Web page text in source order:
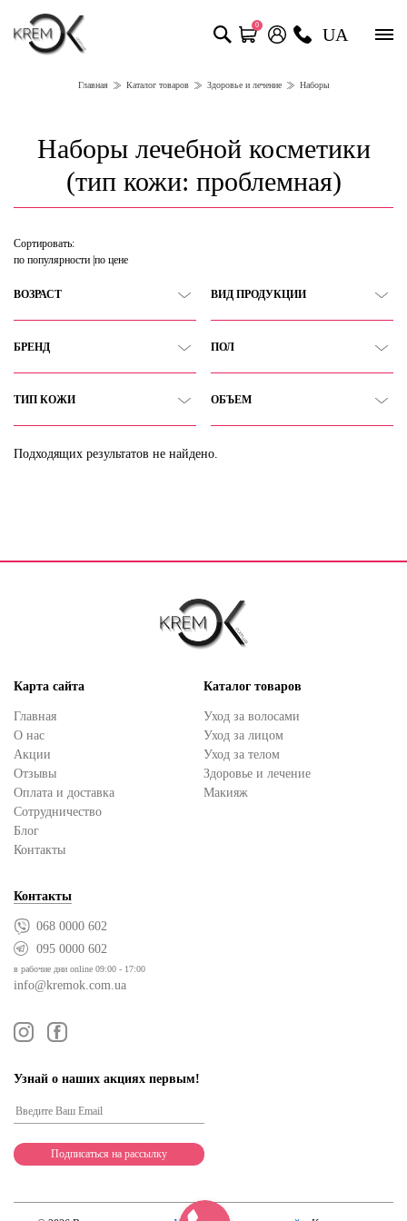
0 UA
Главная Каталог товаров Здоровье и лечение Наборы
Наборы лечебной косметики
(тип кожи: проблемная)
Сортировать:
по популярности по цене
ВОЗРАСТ ВИД ПРОДУКЦИИ
БРЕНД ПОЛ
ТИП КОЖИ ОБЪЕМ
Подходящих результатов не найдено.
Карта сайта
Главная
О нас
Акции
Отзывы
Оплата и доставка
Сотрудничество
Блог
Контакты
Каталог товаров
Уход за волосами
Уход за лицом
Уход за телом
Здоровье и лечение
Макияж
Контакты
068 0000 602
095 0000 602
в рабочие дни online 09:00 - 17:00
info@kremok.com.ua
Узнай о наших акциях первым!